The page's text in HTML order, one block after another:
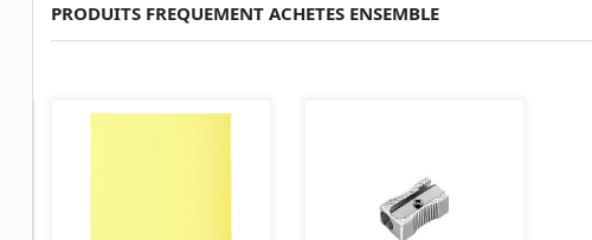
PRODUITS FREQUEMENT ACHETES ENSEMBLE